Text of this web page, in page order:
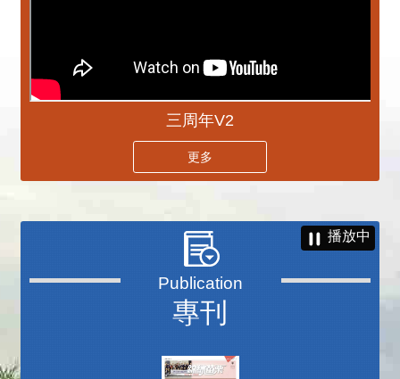
三周年V2
更多
專刊
播放中